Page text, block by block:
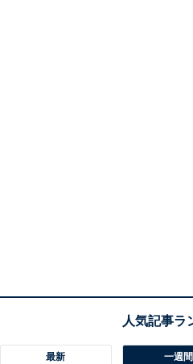
最新 一週間